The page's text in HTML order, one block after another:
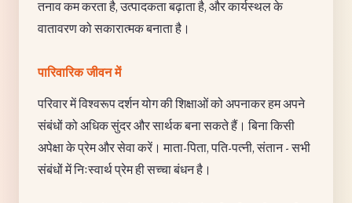
तनाव कम करता है, उत्पादकता बढ़ाता है, और कार्यस्थल के
वातावरण को सकारात्मक बनाता है।
पारिवारिक जीवन में
परिवार में विश्वरूप दर्शन योग की शिक्षाओं को अपनाकर हम अपने
संबंधों को अधिक सुंदर और सार्थक बना सकते हैं। बिना किसी
अपेक्षा के प्रेम और सेवा करें। माता-पिता, पति-पत्नी, संतान - सभी
संबंधों में निःस्वार्थ प्रेम ही सच्चा बंधन है।